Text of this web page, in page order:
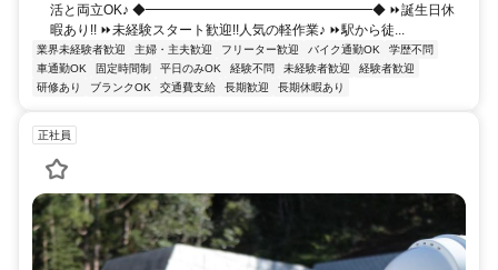
活と両立OK♪ ◆━━━━━━━━━━━━━━━━━◆ ⏩誕生日休
暇あり!! ⏩未経験スタート歓迎!!人気の軽作業♪ ⏩駅から徒...
業界未経験者歓迎 主婦・主夫歓迎 フリーター歓迎 バイク通勤OK
学歴不問
車通勤OK
固定時間制 平日のみOK 経験不問 未経験者歓迎
経験者歓迎
研修あり
ブランクOK 交通費支給 長期歓迎 長期休暇あり
正社員